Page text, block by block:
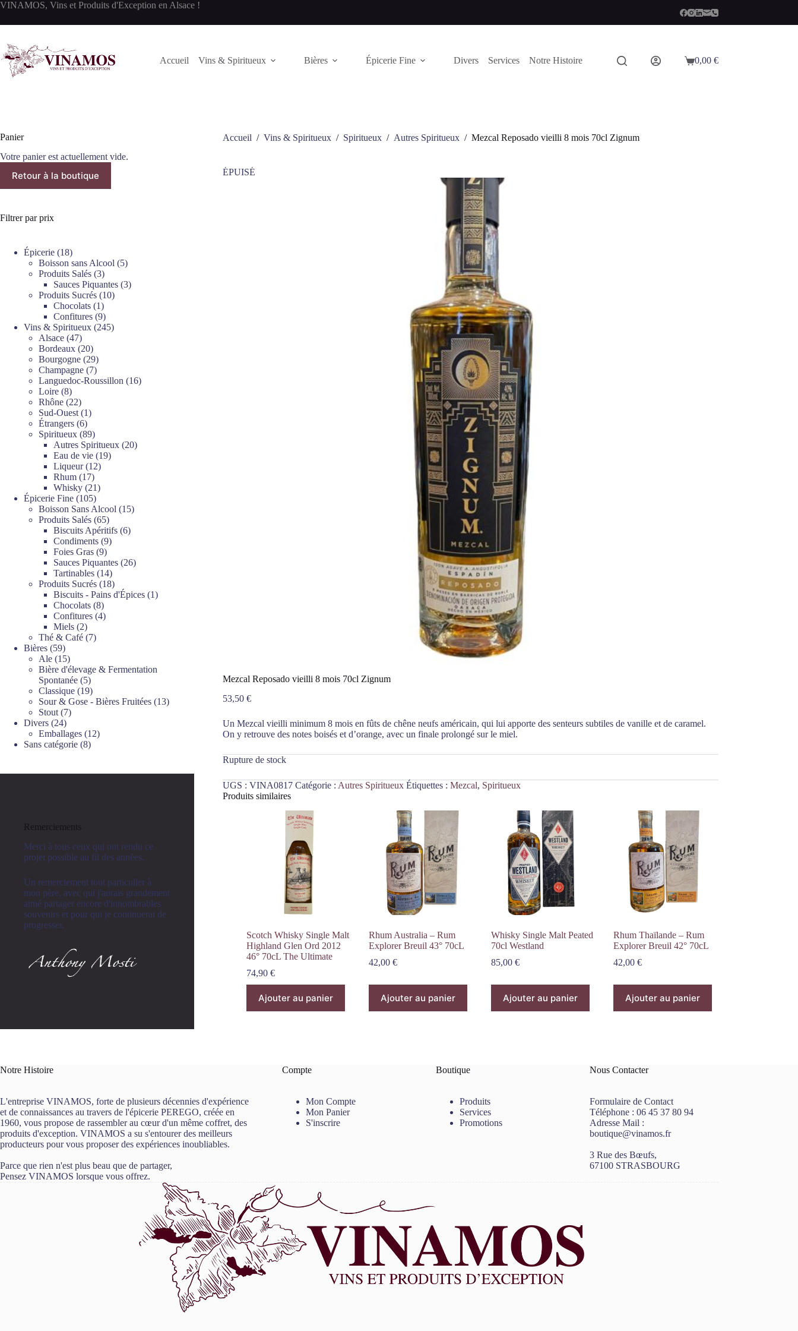
Passer
contenu
VINAMOS, Vins et Produits d'Exception en Alsace !
Accueil Vins & Spiritueux Bières Épicerie Fine Divers Services Notre Histoire
Panier
0,00 €
Accueil / Vins & Spiritueux / Spiritueux / Autres Spiritueux / Mezcal Reposado vieilli 8 mois 70cl Zignum
ÉPUISÉ
Mezcal Reposado vieilli 8 mois 70cl Zignum
53,50 €
Un Mezcal vieilli minimum 8 mois en fûts de chêne neufs américain, qui lui apporte des senteurs subtiles de vanille et de caramel.
On y retrouve des notes boisés et d’orange, avec un finale prolongé sur le miel.
Rupture de stock
UGS : VINA0817 Catégorie : Autres Spiritueux Étiquettes : Mezcal, Spiritueux
Produits similaires
Scotch Whisky Single Malt
Highland Glen Ord 2012
46° 70cL The Ultimate
74,90 €
Ajouter au panier
Rhum Australia – Rum
Explorer Breuil 43° 70cL
42,00€
Ajouter au panier
Whisky Single Malt Peated
70cl Westland
85,00€
Ajouter au panier
Rhum Thaïlande – Rum
Explorer Breuil 42° 70cL
42,00€
Ajouter au panier
Panier
Votre panier est actuellement vide.
Retour à la boutique
Filtrer par prix
Épicerie 1818
produits
Boisson sans Alcool 55
Produits Salés 33
produits
Sauces Piquantes 33
Produits Sucrés 1010
Chocolats 11
produit
Confitures 99
produits
Vins & Spiritueux 245245
Alsace 4747
produits
Bordeaux 2020
produits
Bourgogne 2929
produits
Champagne 77
produits
Languedoc-Roussillon 1616
Loire 88
produits
Rhône 2222
produits
Sud-Ouest 11
Étrangers 66
produits
Spiritueux 8989
produits
Autres Spiritueux 2020
Eau de vie 1919
Liqueur 1212
Rhum 1717
produits
Whisky 2121
Épicerie Fine 105105
produits
Boisson Sans Alcool 1515
Produits Salés 6565
produits
Biscuits Apéritifs 66
Condiments 99
Foies Gras 99
produits
Sauces Piquantes 2626
Tartinables 1414
produits
Produits Sucrés 1818
produits
Biscuits - Pains d'Épices 11
Chocolats 88
produits
Confitures 44
Miels 22
produits
Thé & Café 77
Bières 5959
produits
Ale 1515
produits
Bière d'élevage & Fermentation
Spontanée 55
produits
Classique 1919
produits
Sour & Gose - Bières Fruitées 1313
Stout 77
Divers 2424
produits
Emballages 1212
Sans catégorie 88
Remerciements
Merci à tous ceux qui ont rendu ce
projet possible au fil des années.
Un remerciement tout particulier à
mon père, avec qui j'aurais grandement
aimé partager encore d'innombrables
souvenirs et pour qui je continuerai de
progresser.
Notre Histoire
L'entreprise VINAMOS, forte de plusieurs décennies d'expérience
et de connaissances au travers de l'épicerie PEREGO, créée en
1960, vous propose de rassembler au cœur d'un même coffret, des
produits d'exception. VINAMOS a su s'entourer des meilleurs
producteurs pour vous proposer des expériences inoubliables.
Parce que rien n'est plus beau que de partager,
Pensez VINAMOS lorsque vous offrez.
Compte
Mon Compte
Mon Panier
S'inscrire
Boutique
Produits
Services
Promotions
Nous Contacter
Formulaire de Contact
Téléphone :06 45 37 80 94
Adresse Mail :
boutique@vinamos.fr
3 Rue des Bœufs,
67100 STRASBOURG